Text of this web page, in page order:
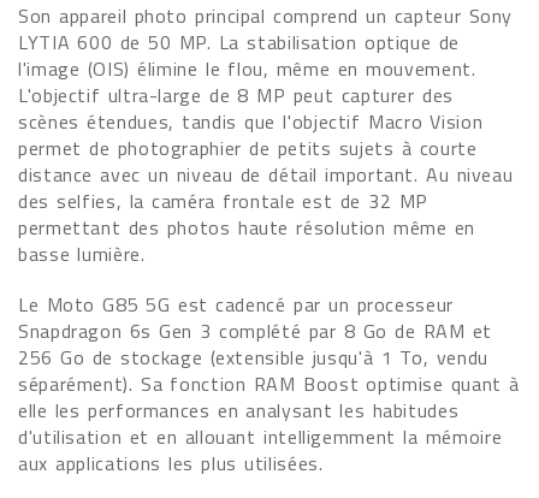
Son appareil photo principal comprend un capteur Sony
LYTIA 600 de 50 MP. La stabilisation optique de
l'image (OIS) élimine le flou, même en mouvement.
L'objectif ultra-large de 8 MP peut capturer des
scènes étendues, tandis que l'objectif Macro Vision
permet de photographier de petits sujets à courte
distance avec un niveau de détail important. Au niveau
des selfies, la caméra frontale est de 32 MP
permettant des photos haute résolution même en
basse lumière.
Le Moto G85 5G est cadencé par un processeur
Snapdragon 6s Gen 3 complété par 8 Go de RAM et
256 Go de stockage (extensible jusqu'à 1 To, vendu
séparément). Sa fonction RAM Boost optimise quant à
elle les performances en analysant les habitudes
d'utilisation et en allouant intelligemment la mémoire
aux applications les plus utilisées.